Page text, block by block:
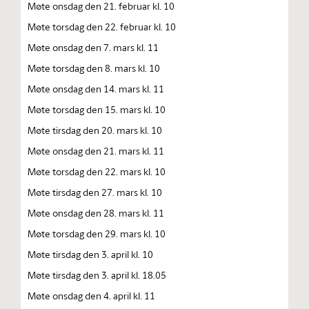
Møte onsdag den 21. februar kl. 10
Møte torsdag den 22. februar kl. 10
Møte onsdag den 7. mars kl. 11
Møte torsdag den 8. mars kl. 10
Møte onsdag den 14. mars kl. 11
Møte torsdag den 15. mars kl. 10
Møte tirsdag den 20. mars kl. 10
Møte onsdag den 21. mars kl. 11
Møte torsdag den 22. mars kl. 10
Møte tirsdag den 27. mars kl. 10
Møte onsdag den 28. mars kl. 11
Møte torsdag den 29. mars kl. 10
Møte tirsdag den 3. april kl. 10
Møte tirsdag den 3. april kl. 18.05
Møte onsdag den 4. april kl. 11